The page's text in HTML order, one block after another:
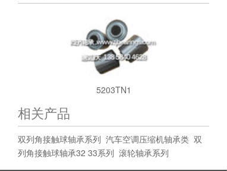
5203TN1
相关产品
双列角接触球轴承系列 汽车空调压缩机轴承类 双
列角接触球轴承32 33系列 滚轮轴承系列